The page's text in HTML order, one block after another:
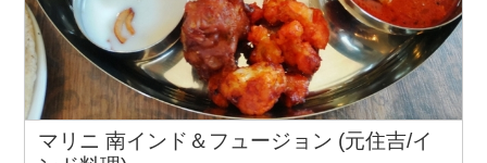
マリニ 南インド＆フュージョン (元住吉/イ